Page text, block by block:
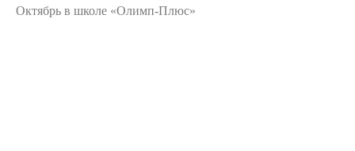
Октябрь в школе «Олимп-Плюс»